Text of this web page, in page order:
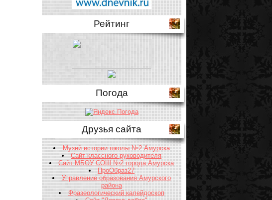
Рейтинг
Погода
Друзья сайта
Музей истории школы №2 Амурска
Сайт классного руководителя
Сайт МБОУ СОШ №2 города Амурска
ПроОбраз27
Управление образования Амурского
района
Фразеологический калейдоскоп